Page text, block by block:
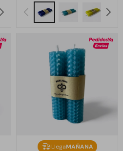
LlegaMAÑANA